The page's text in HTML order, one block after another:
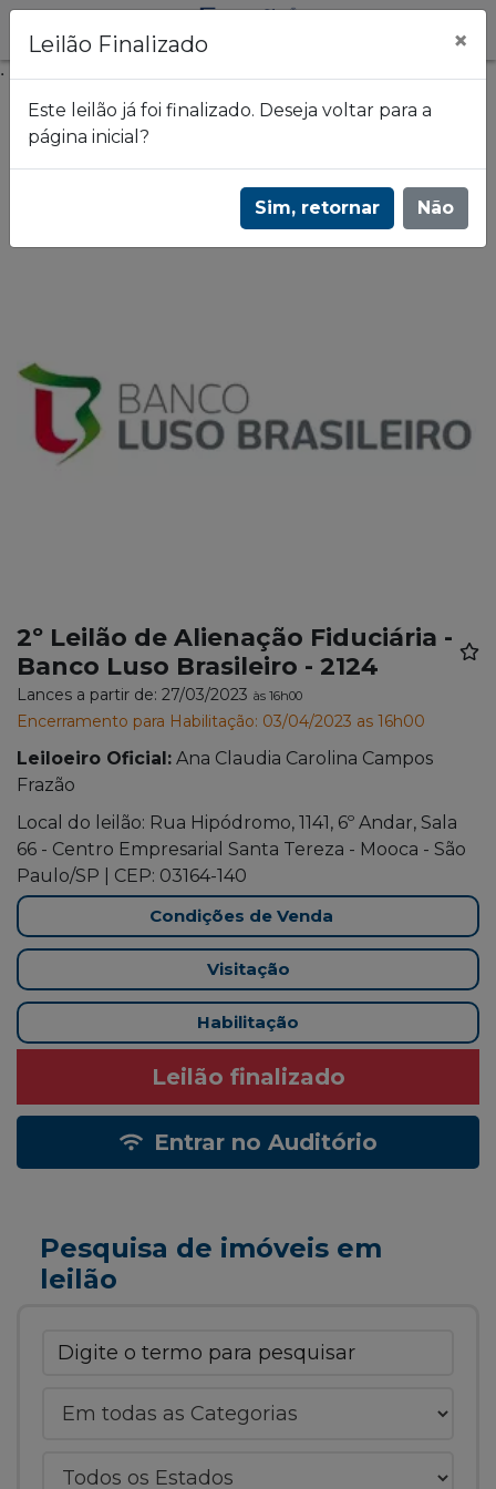
.
Frazão Leilões
2º Leilão de Alienação Fiduciária - Banco Luso
2º Leilão de Alienação Fiduciária -
Banco Luso Brasileiro - 2124
Lances a partir de: 27/03/2023 às 16h00
Encerramento para Habilitação: 03/04/2023 as 16h00
Leiloeiro Oficial: Ana Claudia Carolina Campos
Frazão
Local do leilão: Rua Hipódromo, 1141, 6º Andar, Sala
66 - Centro Empresarial Santa Tereza - Mooca - São
Paulo/SP | CEP: 03164-140
Condições de Venda
Visitação
Habilitação
Leilão finalizado
Entrar no Auditório
Leilão Finalizado ×
Este leilão já foi finalizado. Deseja voltar para a
página inicial?
Sim, retornar Não
Pesquisa de imóveis em
leilão